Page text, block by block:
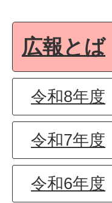
広報とば
令和8年度
令和7年度
令和6年度